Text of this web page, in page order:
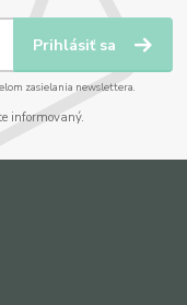
Prihlásiť sa
zasielania newslettera.
informovaný.